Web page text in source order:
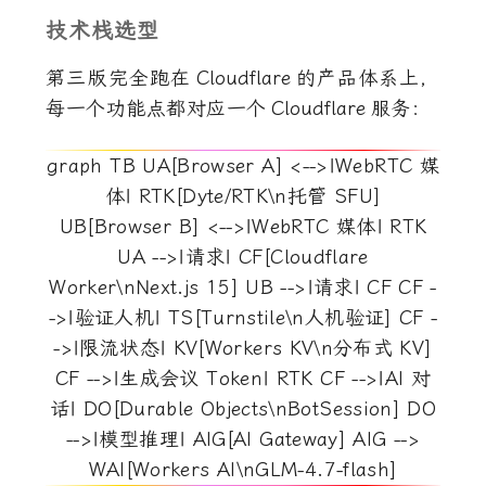
技术栈选型
第三版完全跑在 Cloudflare 的产品体系上，
每一个功能点都对应一个 Cloudflare 服务：
graph TB UA[Browser A] <-->|WebRTC 媒
体| RTK[Dyte/RTK\n托管 SFU]
UB[Browser B] <-->|WebRTC 媒体| RTK
UA -->|请求| CF[Cloudflare
Worker\nNext.js 15] UB -->|请求| CF CF -
->|验证人机| TS[Turnstile\n人机验证] CF -
->|限流状态| KV[Workers KV\n分布式 KV]
CF -->|生成会议 Token| RTK CF -->|AI 对
话| DO[Durable Objects\nBotSession] DO
-->|模型推理| AIG[AI Gateway] AIG -->
WAI[Workers AI\nGLM-4.7-flash]